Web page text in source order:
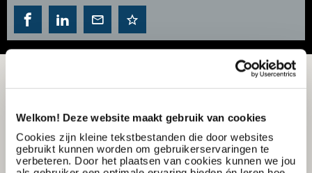
Welkom! Deze website maakt gebruik van cookies
Cookies zijn kleine tekstbestanden die door websites
gebruikt kunnen worden om gebruikerservaringen te
verbeteren. Door het plaatsen van cookies kunnen we jou